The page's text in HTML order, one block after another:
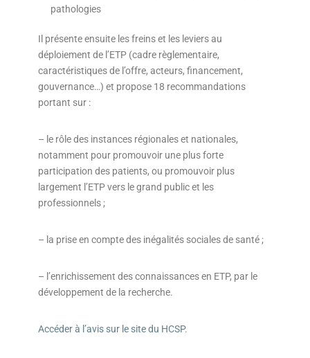
pathologies
Il présente ensuite les freins et les leviers au
déploiement de l’ETP (cadre règlementaire,
caractéristiques de l’offre, acteurs, financement,
gouvernance…) et propose 18 recommandations
portant sur :
– le rôle des instances régionales et nationales,
notamment pour promouvoir une plus forte
participation des patients, ou promouvoir plus
largement l’ETP vers le grand public et les
professionnels ;
– la prise en compte des inégalités sociales de santé ;
– l’enrichissement des connaissances en ETP, par le
développement de la recherche.
Accéder à l’avis sur le site du HCSP.